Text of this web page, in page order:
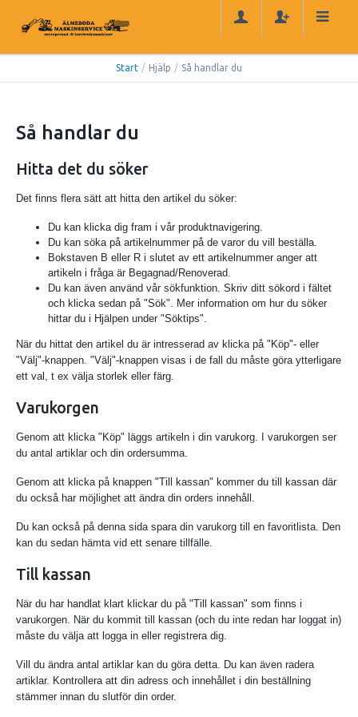
Start / Hjälp / Så handlar du
Så handlar du
Hitta det du söker
Det finns flera sätt att hitta den artikel du söker:
Du kan klicka dig fram i vår produktnavigering.
Du kan söka på artikelnummer på de varor du vill beställa.
Bokstaven B eller R i slutet av ett artikelnummer anger att
artikeln i fråga är Begagnad/Renoverad.
Du kan även använd vår sökfunktion. Skriv ditt sökord i fältet
och klicka sedan på "Sök". Mer information om hur du söker
hittar du i Hjälpen under "Söktips".
När du hittat den artikel du är intresserad av klicka på "Köp"- eller
"Välj"-knappen. "Välj"-knappen visas i de fall du måste göra ytterligare
ett val, t ex välja storlek eller färg.
Varukorgen
Genom att klicka "Köp" läggs artikeln i din varukorg. I varukorgen ser
du antal artiklar och din ordersumma.
Genom att klicka på knappen "Till kassan" kommer du till kassan där
du också har möjlighet att ändra din orders innehåll.
Du kan också på denna sida spara din varukorg till en favoritlista. Den
kan du sedan hämta vid ett senare tillfälle.
Till kassan
När du har handlat klart klickar du på "Till kassan" som finns i
varukorgen. När du kommit till kassan (och du inte redan har loggat in)
måste du välja att logga in eller registrera dig.
Vill du ändra antal artiklar kan du göra detta. Du kan även radera
artiklar. Kontrollera att din adress och innehållet i din beställning
stämmer innan du slutför din order.